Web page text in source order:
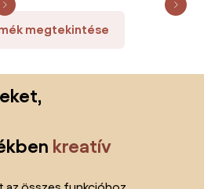
megtekintése
kreatív